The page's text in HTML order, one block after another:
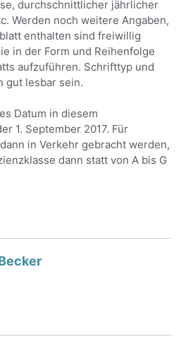
durchschnittlicher jährlicher
Werden noch weitere Angaben,
enthalten sind freiwillig
in der Form und Reihenfolge
aufzuführen. Schrifttyp und
gut lesbar sein.
Datum in diesem
1. September 2017. Für
in Verkehr gebracht werden,
dann statt von A bis G